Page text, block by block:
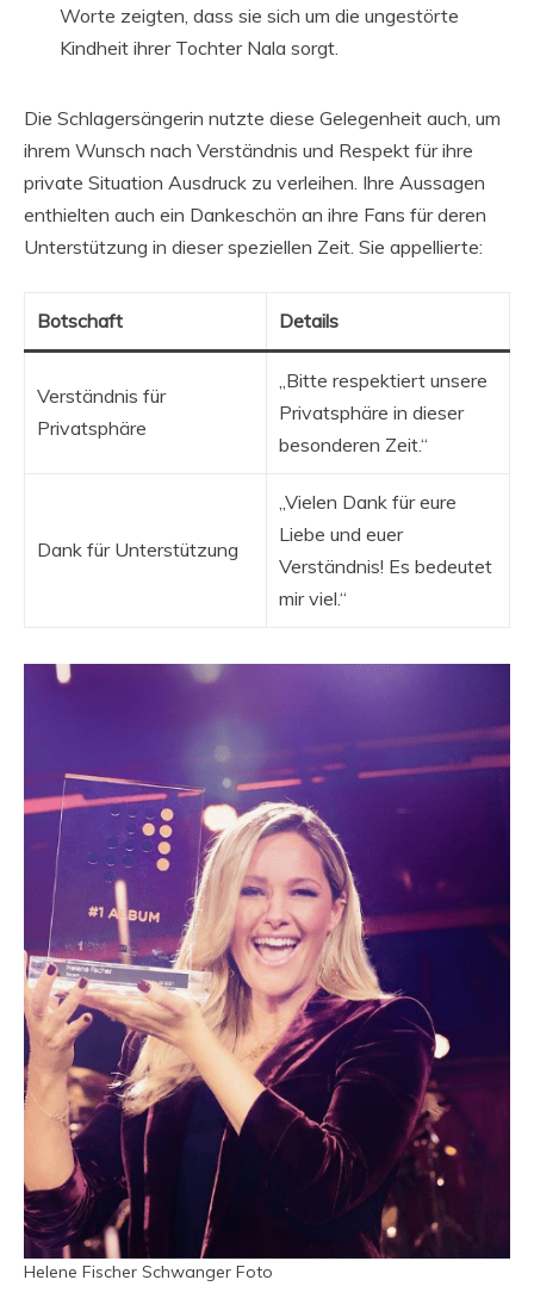
Worte zeigten, dass sie sich um die ungestörte
Kindheit ihrer Tochter Nala sorgt.
Die Schlagersängerin nutzte diese Gelegenheit auch, um
ihrem Wunsch nach Verständnis und Respekt für ihre
private Situation Ausdruck zu verleihen. Ihre Aussagen
enthielten auch ein Dankeschön an ihre Fans für deren
Unterstützung in dieser speziellen Zeit. Sie appellierte:
Botschaft Details
Verständnis für
Privatsphäre
„Bitte respektiert unsere
Privatsphäre in dieser
besonderen Zeit.“
Dank für Unterstützung
„Vielen Dank für eure
Liebe und euer
Verständnis! Es bedeutet
mir viel.“
Helene Fischer Schwanger Foto